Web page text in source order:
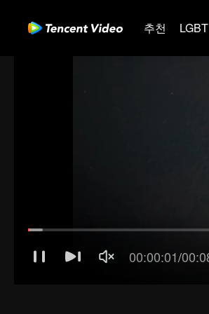
추천 LGBT